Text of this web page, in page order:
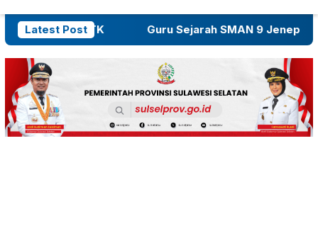
Latest Post
OTK Guru Sejarah SMAN 9 Jeneponto